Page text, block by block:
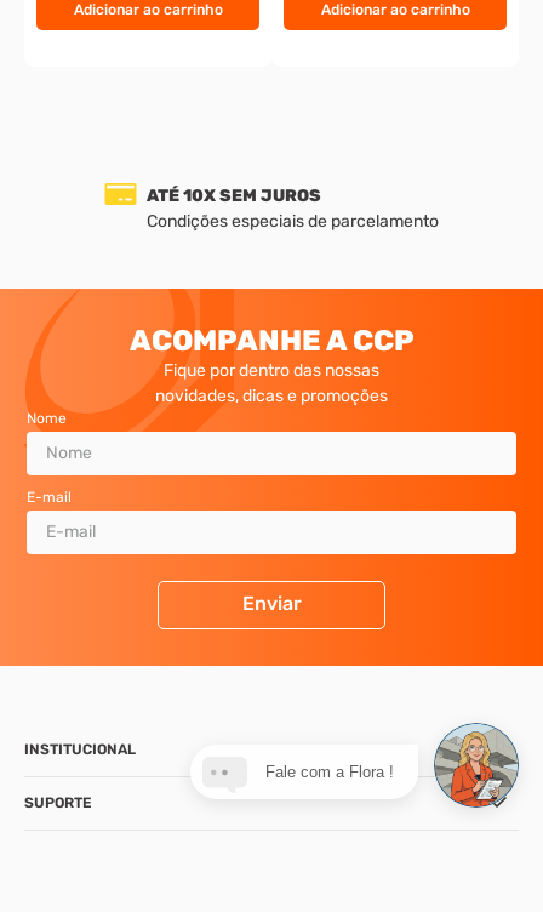
Adicionar ao carrinho Adicionar ao carrinho
ATÉ 10X SEM JUROS
Condições especiais de parcelamento
ACOMPANHE A CCP
Fique por dentro das nossas
novidades, dicas e promoções
Nome
E-mail
Enviar
INSTITUCIONAL
SUPORTE
Fale com a Flora !